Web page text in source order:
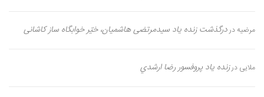
مرضیه در درگذشت زنده یاد سیدمرتضی هاشمیان، خیّر خوابگاه ساز کاشانی
ملایی درزنده یاد پروفسور رضا ارشدي